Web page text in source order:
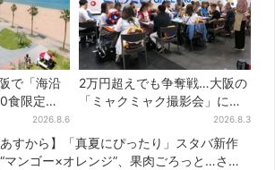
で「海沿
食限定
い＆キッ
2026.8.6
2万円超えでも争奪戦…大阪の
「ミャクミャク撮影会」に全
国からファン集結、参加者に
聞いた「それでも会いたい理
由」
2026.8.3
あすから】「真夏にぴったり」スタバ新作
マンゴー×オレンジ”、果肉ごろっと…さっ